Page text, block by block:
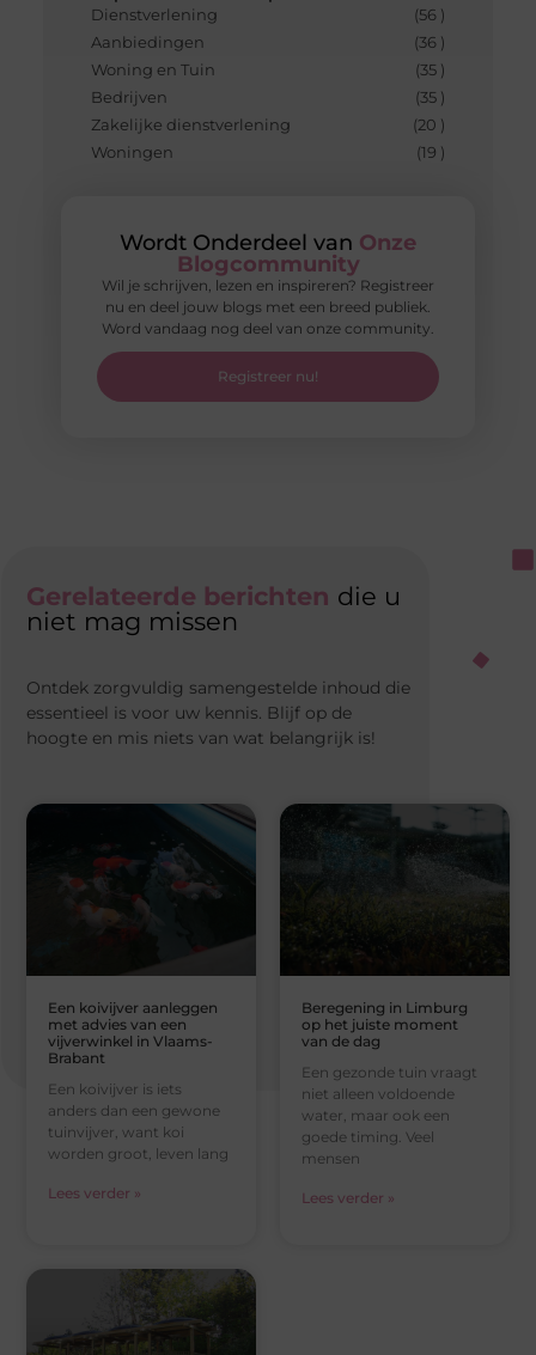
Dienstverlening
(56 )
Aanbiedingen
(36 )
Woning en Tuin
(35 )
Bedrijven
(35 )
Zakelijke dienstverlening
(20 )
Woningen
(19 )
Wordt Onderdeel van Onze
Blogcommunity
Wil je schrijven, lezen en inspireren? Registreer
nu en deel jouw blogs met een breed publiek.
Word vandaag nog deel van onze community.
Registreer nu!
Gerelateerde berichten die u
niet mag missen
Ontdek zorgvuldig samengestelde inhoud die
essentieel is voor uw kennis. Blijf op de
hoogte en mis niets van wat belangrijk is!
Een koivijver aanleggen
met advies van een
vijverwinkel in Vlaams-
Brabant
Een koivijver is iets
anders dan een gewone
tuinvijver, want koi
worden groot, leven lang
Lees verder »
Beregening in Limburg
op het juiste moment
van de dag
Een gezonde tuin vraagt
niet alleen voldoende
water, maar ook een
goede timing. Veel
mensen
Lees verder »